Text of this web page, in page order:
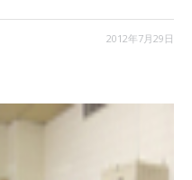
2012年7月29日